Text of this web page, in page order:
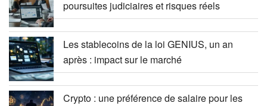
poursuites judiciaires et risques réels
Les stablecoins de la loi GENIUS, un an
après : impact sur le marché
Crypto : une préférence de salaire pour les